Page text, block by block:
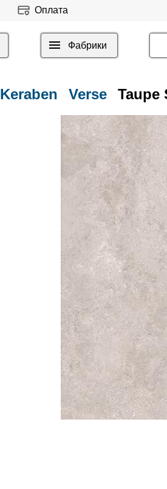
Оплата
Фабрики
Keraben Verse Taupe